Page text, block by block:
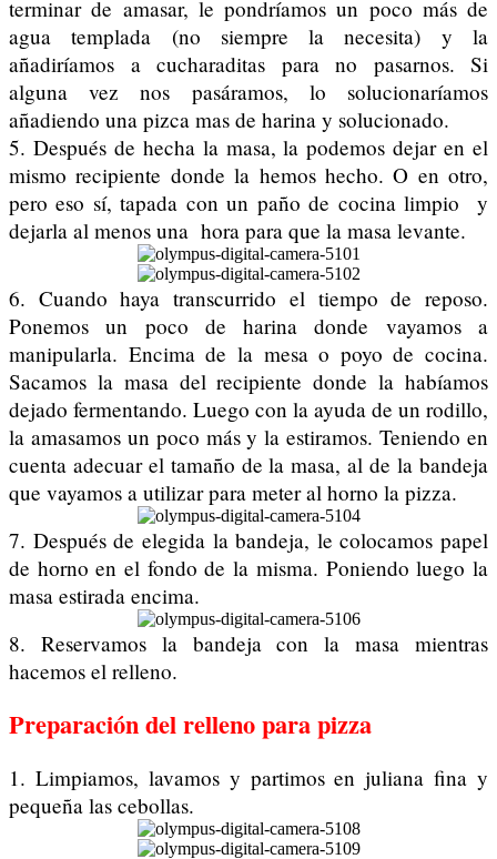
terminar de amasar, le pondríamos un poco más de
agua templada (no siempre la necesita) y la
añadiríamos a cucharaditas para no pasarnos. Si
alguna vez nos pasáramos, lo solucionaríamos
añadiendo una pizca mas de harina y solucionado.
5. Después de hecha la masa, la podemos dejar en el
mismo recipiente donde la hemos hecho. O en otro,
pero eso sí, tapada con un paño de cocina limpio y
dejarla al menos una hora para que la masa levante.
6. Cuando haya transcurrido el tiempo de reposo.
Ponemos un poco de harina donde vayamos a
manipularla. Encima de la mesa o poyo de cocina.
Sacamos la masa del recipiente donde la habíamos
dejado fermentando. Luego con la ayuda de un rodillo,
la amasamos un poco más y la estiramos. Teniendo en
cuenta adecuar el tamaño de la masa, al de la bandeja
que vayamos a utilizar para meter al horno la pizza.
7. Después de elegida la bandeja, le colocamos papel
de horno en el fondo de la misma. Poniendo luego la
masa estirada encima.
8. Reservamos la bandeja con la masa mientras
hacemos el relleno.
Preparación del relleno para pizza
1. Limpiamos, lavamos y partimos en juliana fina y
pequeña las cebollas.